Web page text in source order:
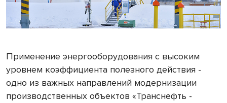
Применение энергооборудования с высоким
уровнем коэффициента полезного действия -
одно из важных направлений модернизации
производственных объектов «Транснефть -